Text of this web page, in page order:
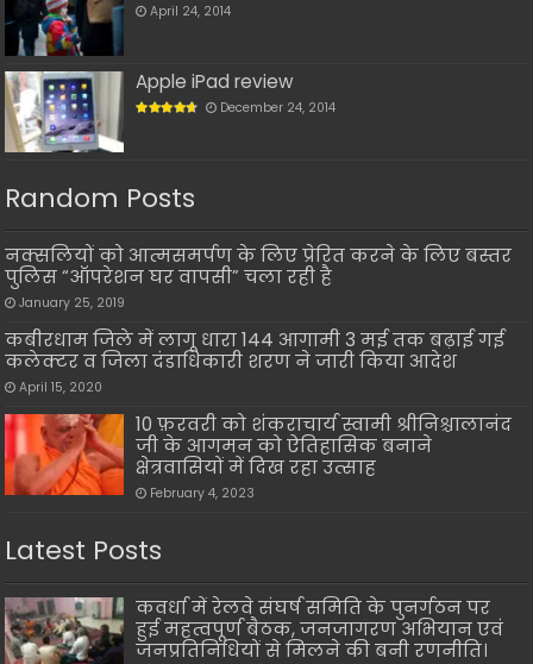
April 24, 2014
Apple iPad review
December 24, 2014
Random Posts
नक्सलियों को आत्मसमर्पण के लिए प्रेरित करने के लिए बस्तर
पुलिस “ऑपरेशन घर वापसी” चला रही है
January 25, 2019
कबीरधाम जिले में लागू धारा 144 आगामी 3 मई तक बढ़ाई गई
कलेक्टर व जिला दंडाधिकारी शरण ने जारी किया आदेश
April 15, 2020
10 फ़रवरी को शंकराचार्य स्वामी श्रीनिश्चालानंद
जी के आगमन को ऐतिहासिक बनाने
क्षेत्रवासियों में दिख रहा उत्साह
February 4, 2023
Latest Posts
कवर्धा में रेलवे संघर्ष समिति के पुनर्गठन पर
हुई महत्वपूर्ण बैठक, जनजागरण अभियान एवं
जनप्रतिनिधियों से मिलने की बनी रणनीति।